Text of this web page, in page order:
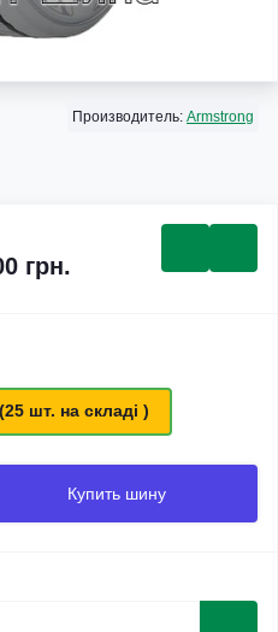
Производитель: Armstrong
грн.
шт. на складі )
Купить шину